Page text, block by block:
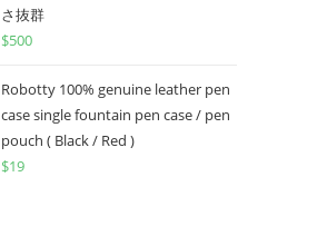
さ抜群
$500
Robotty 100% genuine leather pen
case single fountain pen case / pen
pouch ( Black / Red )
$19